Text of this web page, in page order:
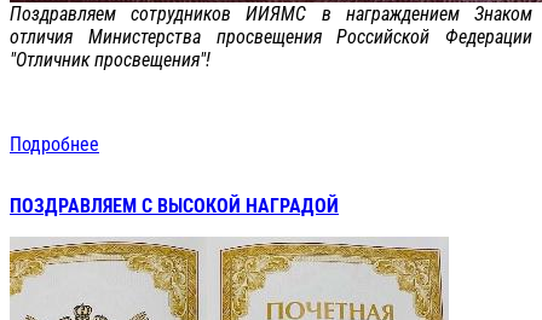
Поздравляем сотрудников ИИЯМС в награждением Знаком
отличия Министерства просвещения Российской Федерации
"Отличник просвещения"!
Подробнее
ПОЗДРАВЛЯЕМ С ВЫСОКОЙ НАГРАДОЙ